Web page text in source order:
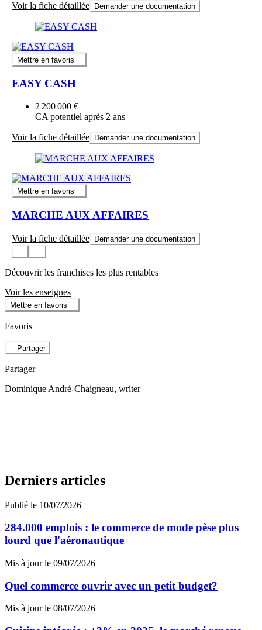
Voir la fiche détaillée Demander une documentation
Mettre en favoris
EASY CASH
2 200 000 €
CA potentiel après 2 ans
Voir la fiche détaillée Demander une documentation
Mettre en favoris
MARCHE AUX AFFAIRES
Voir la fiche détaillée Demander une documentation
Découvrir les franchises les plus rentables
Voir les enseignes
Mettre en favoris
Favoris
Partager
Partager
Dominique André-Chaigneau, writer
Derniers articles
Publié le 10/07/2026
284.000 emplois : le commerce de mode pèse plus
lourd que l'aéronautique
Mis à jour le 09/07/2026
Quel commerce ouvrir avec un petit budget?
Mis à jour le 08/07/2026